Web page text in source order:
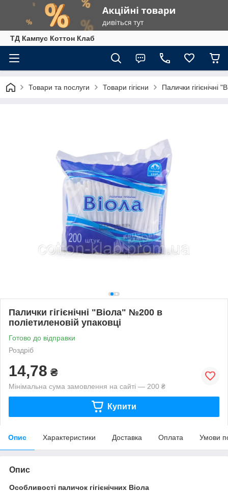
ТД Кампус Коттон Клаб
Товари та послуги Товари гігієни Палички гігієнічні
Палички гігієнічні "Віола" №200 в
поліетиленовій упаковці
Готово до відправки
Роздріб
14,78 ₴
Мінімальна сума замовлення на сайті — 200 ₴
Купити
Опис Характеристики Доставка Оплата Умови
Опис
Особливості паличок гігієнічних Віола